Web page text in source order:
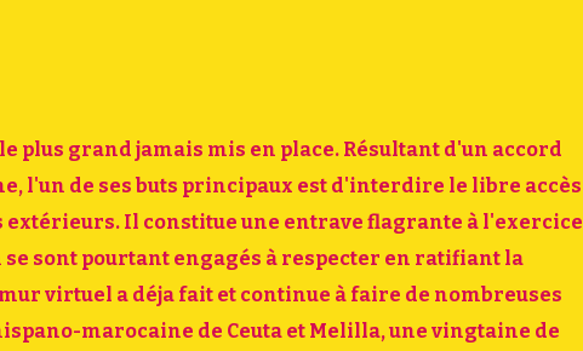
plus grand jamais mis en place. Résultant d'un accord
l'un de ses buts principaux est d'interdire le libre accès
extérieurs. Il constitue une entrave flagrante à l'exercice
sont pourtant engagés à respecter en ratifiant la
virtuel a déja fait et continue à faire de nombreuses
marocaine de Ceuta et Melilla, une vingtaine de